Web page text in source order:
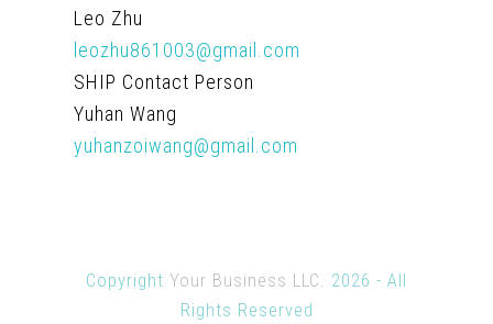
Leo Zhu
leozhu861003@gmail.com
SHIP Contact Person
Yuhan Wang
yuhanzoiwang@gmail.com
Copyright Your Business LLC. 2026 - All
Rights Reserved